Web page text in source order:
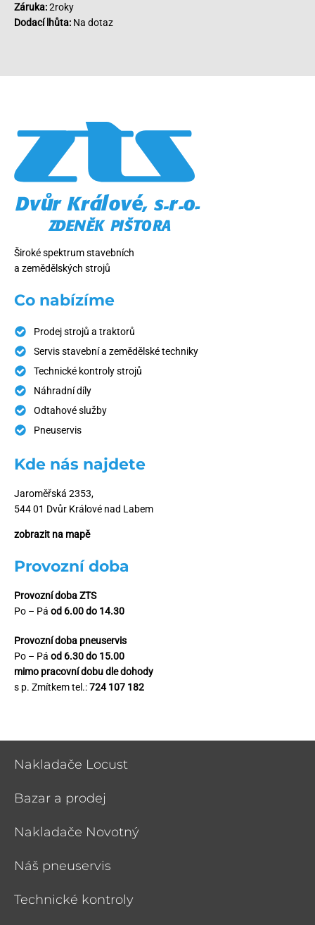
Záruka:2roky
Dodací lhůta: Na dotaz
Široké spektrum stavebních
a zemědělských strojů
Co nabízíme
Prodej strojů a traktorů
Servis stavební a zemědělské techniky
Technické kontroly strojů
Náhradní díly
Odtahové služby
Pneuservis
Kde nás najdete
Jaroměřská 2353,
544 01 Dvůr Králové nad Labem
zobrazit na mapě
Provozní doba
Provozní doba ZTS
Po – Pá od 6.00 do 14.30
Provozní doba pneuservis
Po – Pá od 6.30 do 15.00
mimo pracovní dobu dle dohody
s p. Zmítkem tel.:724 107 182
Nakladače Locust
Bazar a prodej
Nakladače Novotný
Náš pneuservis
Technické kontroly